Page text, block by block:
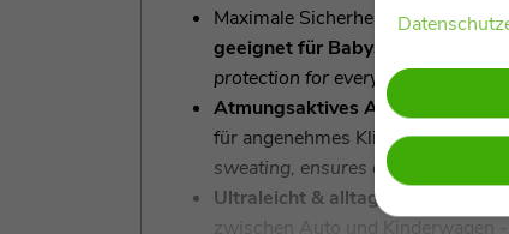
Maximale Sicherheit ab Geburt, i-
geeignet für Babys von 0–13 kg
protection for every trip, suitable
Atmungsaktives AirFlow-
für angenehmes Klima im Sitz-
sweating, ensures comfortable
Ultraleicht & alltagstauglich
zwischen Auto und Kinderwagen